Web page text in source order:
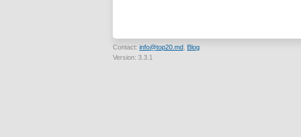
Contact: info@top20.md Blog
Version: 3.3.1